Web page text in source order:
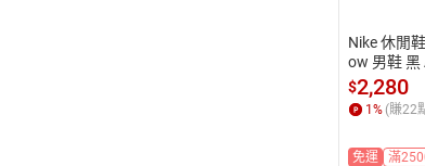
Nike 休閒
ow 男鞋 黑
筒 553558-
$2,280
1 % (賺22
免運
滿